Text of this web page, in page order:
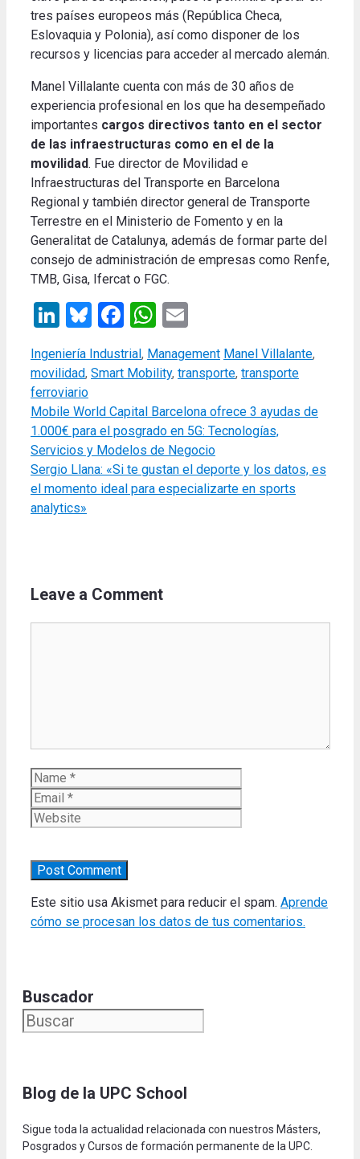
tres países europeos más (República Checa,
Eslovaquia y Polonia), así como disponer de los
recursos y licencias para acceder al mercado alemán.
Manel Villalante cuenta con más de 30 años de
experiencia profesional en los que ha desempeñado
importantes cargos directivos tanto en el sector
de las infraestructuras como en el de la
movilidad. Fue director de Movilidad e
Infraestructuras del Transporte en Barcelona
Regional y también director general de Transporte
Terrestre en el Ministerio de Fomento y en la
Generalitat de Catalunya, además de formar parte del
consejo de administración de empresas como Renfe,
TMB, Gisa, Ifercat o FGC.
LinkedIn
Bluesky
Facebook
WhatsApp
Categories
Ingeniería Industrial , Management Tags
Manel Villalante,
movilidad, Smart Mobility, transporte, transporte
ferroviario
Mobile World Capital Barcelona ofrece 3 ayudas de
1.000€ para el posgrado en 5G: Tecnologías,
Servicios y Modelos de Negocio
Sergio Llana: «Si te gustan el deporte y los datos, es
el momento ideal para especializarte en sports
analytics»
Leave a Comment
Name
Este sitio usa Akismet para reducir el spam. Aprende
cómo se procesan los datos de tus comentarios.
Buscador
Blog de la UPC School
Sigue toda la actualidad relacionada con nuestros Másters,
Posgrados y Cursos de formación permanente de la UPC.